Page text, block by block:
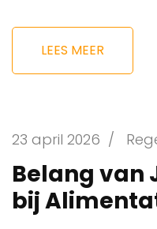
LEES MEER
23 april 2026 /
Belang van
bij